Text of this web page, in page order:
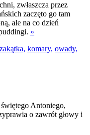
zwłaszcza przez
zaczęto go tam
ale na co dzień
»
komary, owady,
Antoniego,
o zawrót głowy i